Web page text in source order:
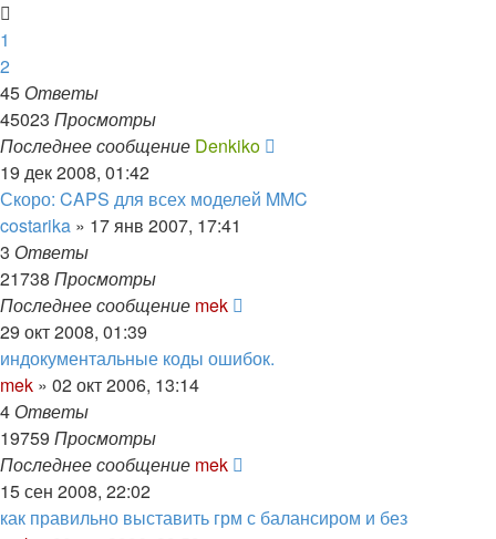
1
2
45 Ответы
45023 Просмотры
Последнее сообщение Denkiko
19 дек 2008, 01:42
Скоро: CAPS для всех моделей MMC
costarika » 17 янв 2007, 17:41
3 Ответы
21738 Просмотры
Последнее сообщение mek
29 окт 2008, 01:39
индокументальные коды ошибок.
mek » 02 окт 2006, 13:14
4 Ответы
19759 Просмотры
Последнее сообщение mek
15 сен 2008, 22:02
как правильно выставить грм с балансиром и без